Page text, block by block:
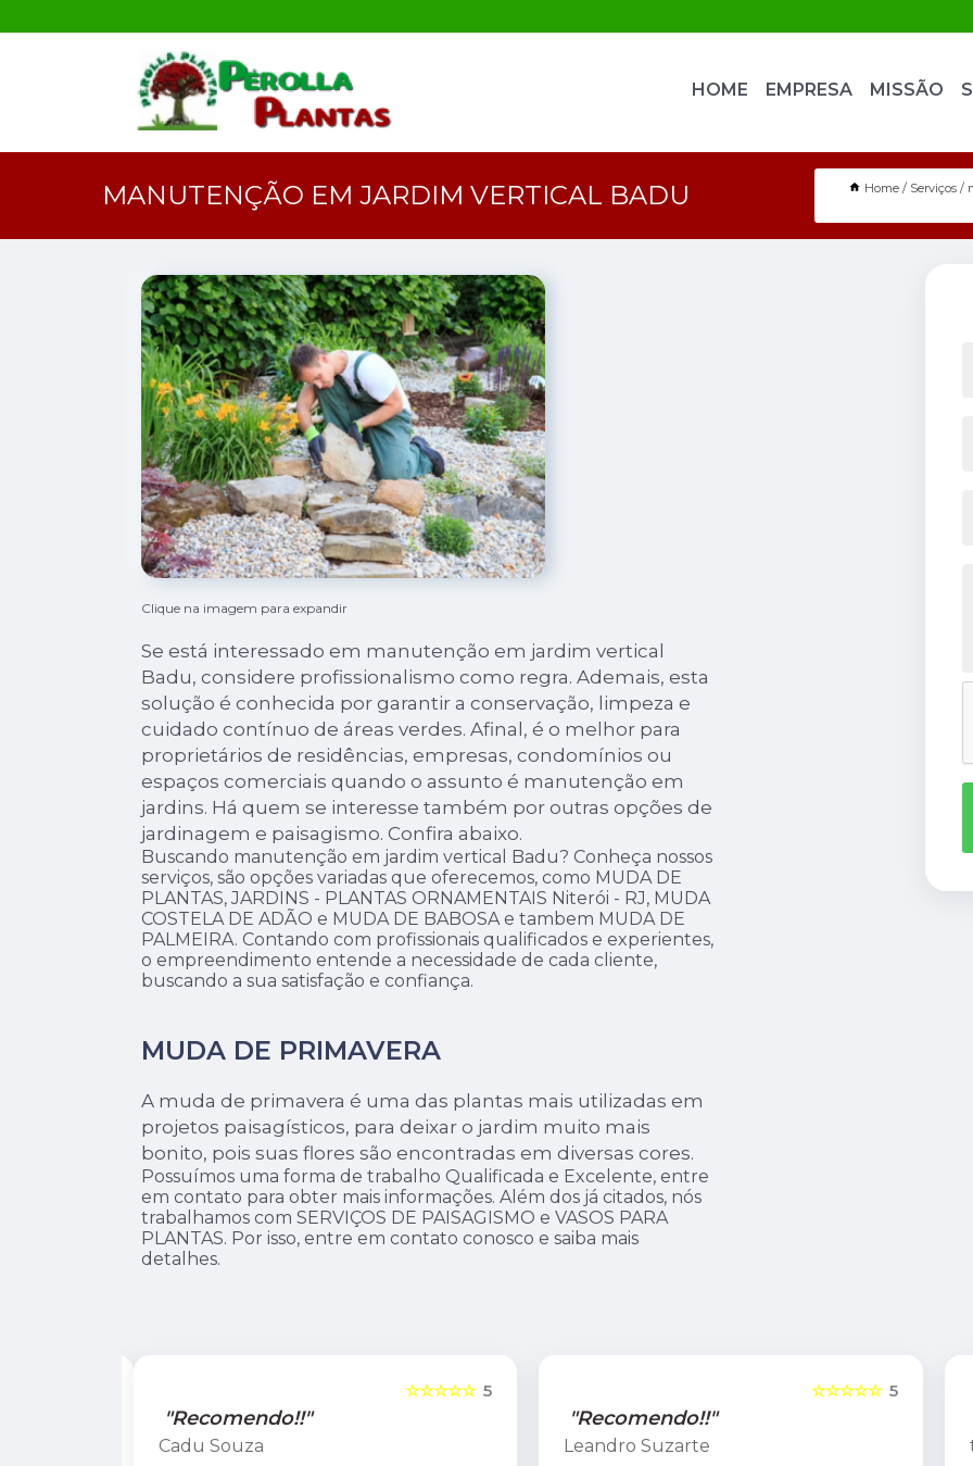
HOME EMPRESA MISSÃO
MANUTENÇÃO EM JARDIM VERTICAL BADU Home Serviços
Clique na imagem para expandir
Se está interessado em manutenção em jardim vertical
Badu, considere profissionalismo como regra. Ademais, esta
solução é conhecida por garantir a conservação, limpeza e
cuidado contínuo de áreas verdes. Afinal, é o melhor para
proprietários de residências, empresas, condomínios ou
espaços comerciais quando o assunto é manutenção em
jardins. Há quem se interesse também por outras opções de
jardinagem e paisagismo. Confira abaixo.
Buscando manutenção em jardim vertical Badu? Conheça nossos
serviços, são opções variadas que oferecemos, como MUDA DE
PLANTAS, JARDINS - PLANTAS ORNAMENTAIS Niterói - RJ, MUDA
COSTELA DE ADÃO e MUDA DE BABOSA e tambem MUDA DE
PALMEIRA. Contando com profissionais qualificados e experientes,
o empreendimento entende a necessidade de cada cliente,
buscando a sua satisfação e confiança.
MUDA DE PRIMAVERA
A muda de primavera é uma das plantas mais utilizadas em
projetos paisagísticos, para deixar o jardim muito mais
bonito, pois suas flores são encontradas em diversas cores.
Possuímos uma forma de trabalho Qualificada e Excelente, entre
em contato para obter mais informações. Além dos já citados, nós
trabalhamos com SERVIÇOS DE PAISAGISMO e VASOS PARA
PLANTAS. Por isso, entre em contato conosco e saiba mais
detalhes.
5
☆☆☆☆☆
"Recomendo!!"
Leandro Suzarte
5
☆☆☆☆☆
"Recomendo!!"
tereza coutinho